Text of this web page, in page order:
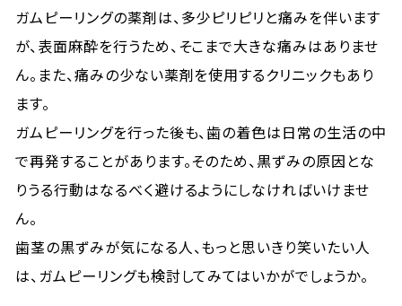
ガムピーリングの薬剤は、多少ピリピリと痛みを伴います
が、表面麻酔を行うため、そこまで大きな痛みはありませ
ん。また、痛みの少ない薬剤を使用するクリニックもあり
ます。
ガムピーリングを行った後も、歯の着色は日常の生活の中
で再発することがあります。そのため、黒ずみの原因とな
りうる行動はなるべく避けるようにしなければいけませ
ん。
歯茎の黒ずみが気になる人、もっと思いきり笑いたい人
は、ガムピーリングも検討してみてはいかがでしょうか。